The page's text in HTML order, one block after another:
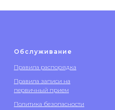
Обслуживание
Правила распорядка
Правила записи на
первичный прием
Политика безопасности